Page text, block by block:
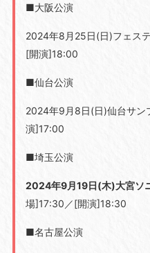
■大阪公演
2024年8 月 25日(日)フェス
[開演]18:00
■仙台公演
2024年9 月 8日(日)仙台サン
演]17:00
■埼玉公演
2024年9月19日(木)大宮ソ
場]17:30 ／[開演]18:30
■名古屋公演